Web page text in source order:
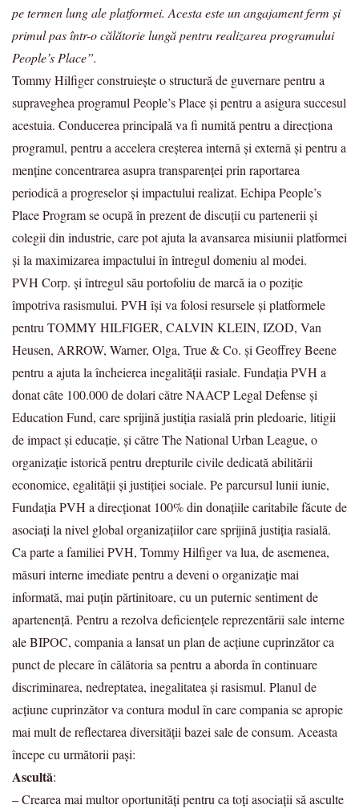
pe termen lung ale platformei. Acesta este un angajament ferm și
primul pas într-o călătorie lungă pentru realizarea programului
People’s Place”.
Tommy Hilfiger construiește o structură de guvernare pentru a
supraveghea programul People’s Place și pentru a asigura succesul
acestuia. Conducerea principală va fi numită pentru a direcționa
programul, pentru a accelera creșterea internă și externă și pentru a
menține concentrarea asupra transparenței prin raportarea
periodică a progreselor și impactului realizat. Echipa People’s
Place Program se ocupă în prezent de discuții cu partenerii și
colegii din industrie, care pot ajuta la avansarea misiunii platformei
și la maximizarea impactului în întregul domeniu al modei.
PVH Corp. și întregul său portofoliu de marcă ia o poziție
împotriva rasismului. PVH își va folosi resursele și platformele
pentru TOMMY HILFIGER, CALVIN KLEIN, IZOD, Van
Heusen, ARROW, Warner, Olga, True & Co. și Geoffrey Beene
pentru a ajuta la încheierea inegalității rasiale. Fundația PVH a
donat câte 100.000 de dolari către NAACP Legal Defense și
Education Fund, care sprijină justiția rasială prin pledoarie, litigii
de impact și educație, și către The National Urban League, o
organizație istorică pentru drepturile civile dedicată abilitării
economice, egalității și justiției sociale. Pe parcursul lunii iunie,
Fundația PVH a direcționat 100% din donațiile caritabile făcute de
asociați la nivel global organizațiilor care sprijină justiția rasială.
Ca parte a familiei PVH, Tommy Hilfiger va lua, de asemenea,
măsuri interne imediate pentru a deveni o organizație mai
informată, mai puțin părtinitoare, cu un puternic sentiment de
apartenență. Pentru a rezolva deficiențele reprezentării sale interne
ale BIPOC, compania a lansat un plan de acțiune cuprinzător ca
punct de plecare în călătoria sa pentru a aborda în continuare
discriminarea, nedreptatea, inegalitatea și rasismul. Planul de
acțiune cuprinzător va contura modul în care compania se apropie
mai mult de reflectarea diversității bazei sale de consum. Aceasta
începe cu următorii pași:
Ascultă:
– Crearea mai multor oportunități pentru ca toți asociații să asculte